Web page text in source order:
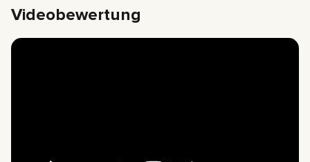
Videobewertung